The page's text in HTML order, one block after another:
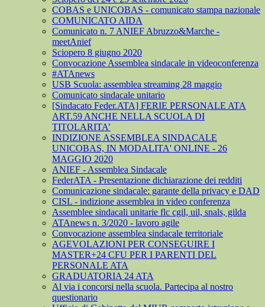
COBAS e UNICOBAS - comunicato stampa nazionale
COMUNICATO AIDA
Comunicato n. 7 ANIEF Abruzzo&Marche -
meetAnief
Sciopero 8 giugno 2020
Convocazione Assemblea sindacale in videoconferenza
#ATAnews
USB Scuola: assemblea streaming 28 maggio
Comunicato sindacale unitario
[Sindacato Feder.ATA] FERIE PERSONALE ATA
ART.59 ANCHE NELLA SCUOLA DI
TITOLARITA’
INDIZIONE ASSEMBLEA SINDACALE
UNICOBAS, IN MODALITA' ONLINE - 26
MAGGIO 2020
ANIEF - Assemblea Sindacale
FederATA - Presentazione dichiarazione dei redditi
Comunicazione sindacale: garante della privacy e DAD
CISL - indizione assemblea in video conferenza
Assemblee sindacali unitarie flc cgil, uil, snals, gilda
ATAnews n. 3/2020 - lavoro agile
Convocazione assemblea sindacale territoriale
AGEVOLAZIONI PER CONSEGUIRE I
MASTER+24 CFU PER I PARENTI DEL
PERSONALE ATA
GRADUATORIA 24 ATA
Al via i concorsi nella scuola. Partecipa al nostro
questionario